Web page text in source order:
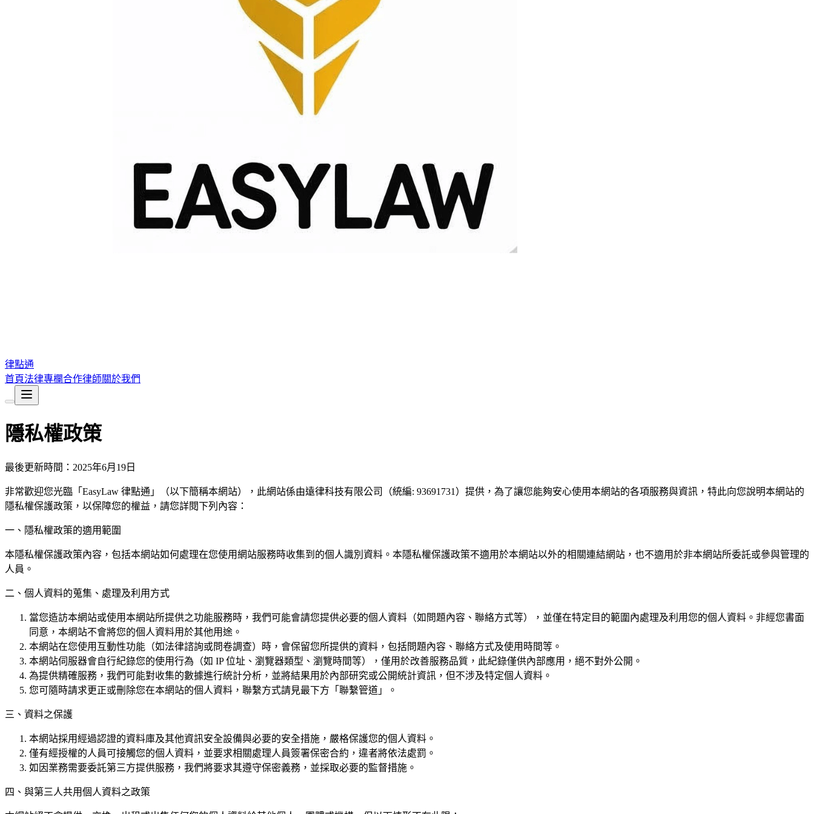
律點通
首頁法律專欄合作律師關於我們
隱私權政策
最後更新時間：2025年6月19日
非常歡迎您光臨「EasyLaw 律點通」（以下簡稱本網站），此網站係由遠律科技有限公司（統編: 93691731）提供，為了讓您能夠安心使用本網站的各項服務與資訊，特此向您說明本網站的
隱私權保護政策，以保障您的權益，請您詳閱下列內容：
一、隱私權政策的適用範圍
本隱私權保護政策內容，包括本網站如何處理在您使用網站服務時收集到的個人識別資料。本隱私權保護政策不適用於本網站以外的相關連結網站，也不適用於非本網站所委託或參與管理的
人員。
二、個人資料的蒐集、處理及利用方式
當您造訪本網站或使用本網站所提供之功能服務時，我們可能會請您提供必要的個人資料（如問題內容、聯絡方式等），並僅在特定目的範圍內處理及利用您的個人資料。非經您書面
同意，本網站不會將您的個人資料用於其他用途。
本網站在您使用互動性功能（如法律諮詢或問卷調查）時，會保留您所提供的資料，包括問題內容、聯絡方式及使用時間等。
本網站伺服器會自行紀錄您的使用行為（如 IP 位址、瀏覽器類型、瀏覽時間等），僅用於改善服務品質，此紀錄僅供內部應用，絕不對外公開。
為提供精確服務，我們可能對收集的數據進行統計分析，並將結果用於內部研究或公開統計資訊，但不涉及特定個人資料。
您可隨時請求更正或刪除您在本網站的個人資料，聯繫方式請見最下方「聯繫管道」。
三、資料之保護
本網站採用經過認證的資料庫及其他資訊安全設備與必要的安全措施，嚴格保護您的個人資料。
僅有經授權的人員可接觸您的個人資料，並要求相關處理人員簽署保密合約，違者將依法處罰。
如因業務需要委託第三方提供服務，我們將要求其遵守保密義務，並採取必要的監督措施。
四、與第三人共用個人資料之政策